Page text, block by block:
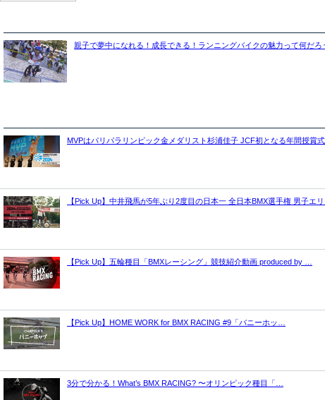
親子で夢中になれる！成長できる！ランニングバイクの魅力って何だろ
MVPはパリパラリンピック金メダリスト杉浦佳子 JCF初となる年間授賞
【Pick Up】中井飛馬が5年ぶり2度目の日本一 全日本BMX選手権 男子エ
【Pick Up】五輪種目「BMXレーシング」競技紹介動画 produced by …
【Pick Up】HOME WORK for BMX RACING #9「バニーホッ…
3分で分かる！What’s BMX RACING? 〜オリンピック種目「…